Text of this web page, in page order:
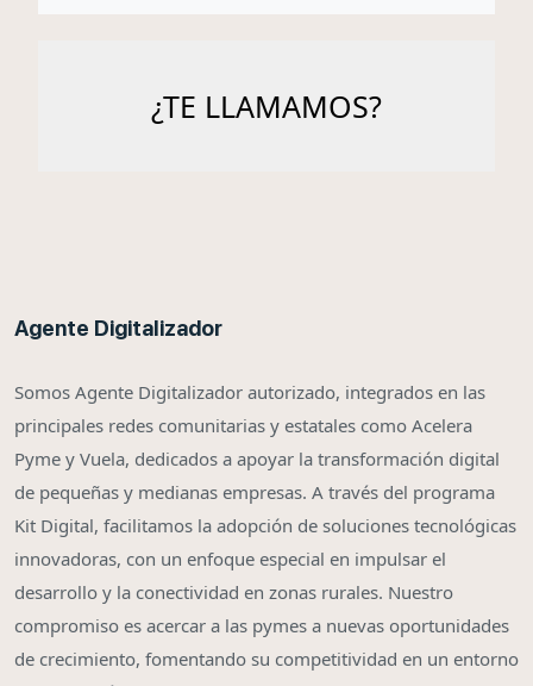
Agente Digitalizador
Somos Agente Digitalizador autorizado, integrados en las
principales redes comunitarias y estatales como Acelera
Pyme y Vuela, dedicados a apoyar la transformación digital
de pequeñas y medianas empresas. A través del programa
Kit Digital, facilitamos la adopción de soluciones tecnológicas
innovadoras, con un enfoque especial en impulsar el
desarrollo y la conectividad en zonas rurales. Nuestro
compromiso es acercar a las pymes a nuevas oportunidades
de crecimiento, fomentando su competitividad en un entorno